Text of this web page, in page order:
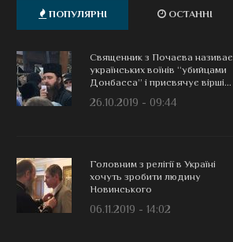
ПОПУЛЯРНІ ОСТАННІ
Священник з Почаєва називає
українських воїнів “убийцами
Донбасса” і присвячує вірші...
26.10.2019 - 09:44
Головним з релігії в Україні
хочуть зробити людину
Новинського
06.11.2019 - 14:02